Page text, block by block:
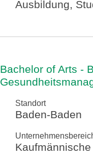
Ausbildung,
Bachelor of Arts -
Standort
Baden-Baden